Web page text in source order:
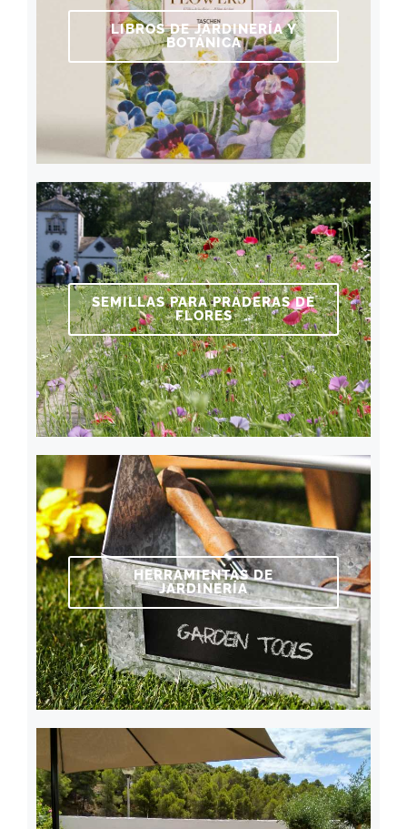
LIBROS DE JARDINERÍA Y
BOTÁNICA
SEMILLAS PARA PRADERAS DE
FLORES
HERRAMIENTAS DE
JARDINERÍA